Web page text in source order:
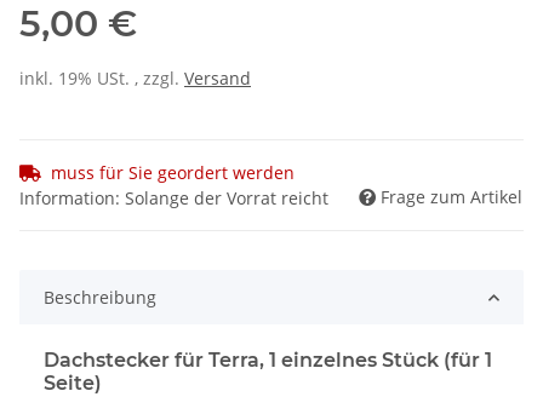
5,00 €
inkl. 19% USt. , zzgl. Versand
muss für Sie geordert werden
Information: Solange der Vorrat reicht
Frage zum Artikel
Beschreibung
Dachstecker für Terra, 1 einzelnes Stück (für 1
Seite)